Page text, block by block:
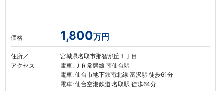
価格 1,800万円
住所／
アクセス
宮城県名取市那智が丘１丁目
電車: ＪＲ常磐線 南仙台駅
電車: 仙台市地下鉄南北線 富沢駅 徒歩61分
電車: 仙台空港鉄道 名取駅 徒歩64分